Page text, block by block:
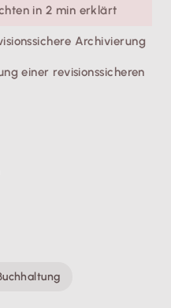
in 2 min erklärt
Archivierung
einer revisionssicheren